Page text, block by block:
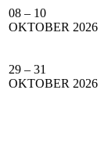
08 – 10
OKTOBER 2026
29 – 31
OKTOBER 2026